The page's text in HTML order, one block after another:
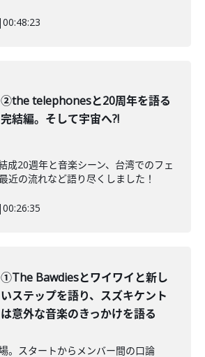
|00:48:23
②the telephonesと20周年を語る
完結編。そして宇宙へ?!
成20週年と音楽シーン、台湾でのフェ
近の流れなど語り尽くしました！
|00:26:35
①The Bawdiesとワイワイと新し
いステップを語り、スズキケント
は意外な音楽のきっかけを語る
。スタートからメンバー間の口論